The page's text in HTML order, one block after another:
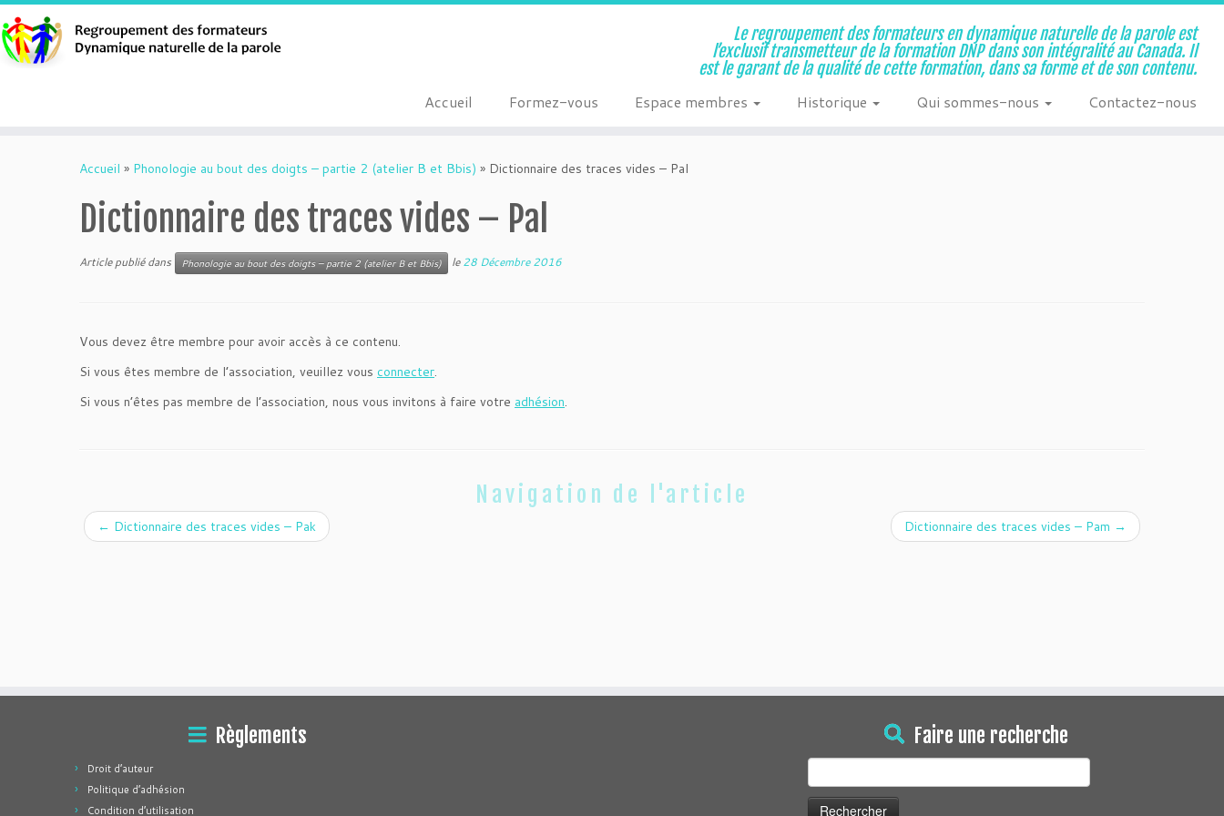
Le regroupement des formateurs en dynamique naturelle de la parole est
l’exclusif transmetteur de la formation DNP dans son intégralité au Canada. Il
est le garant de la qualité de cette formation, dans sa forme et de son contenu.
Accueil Formez-vous Espace membres Historique Qui sommes-nous Contactez-nous
Accueil » Phonologie au bout des doigts – partie 2 (atelier B et Bbis) » Dictionnaire des traces vides – Pal
Dictionnaire des traces vides – Pal
Article publié dans Phonologie au bout des doigts – partie 2 (atelier B et Bbis) le28 Décembre 2016
Vous devez être membre pour avoir accès à ce contenu.
Si vous êtes membre de l’association, veuillez vous connecter.
Si vous n’êtes pas membre de l’association, nous vous invitons à faire votre adhésion.
Navigation de l'article
← Dictionnaire des traces vides – Pak Dictionnaire des traces vides – Pam →
Règlements
Droit d’auteur
Politique d’adhésion
Condition d’utilisation
Faire une recherche